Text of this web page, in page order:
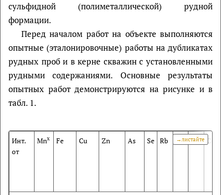
сульфидной (полиметаллической) рудной
формации.
Перед началом работ на объекте выполняются
опытные (эталонировочные) работы на дубликатах
рудных проб и в керне скважин с установленными
рудными содержаниями. Основные результаты
опытных работ демонстрируются на рисунке и в
табл. 1.
Инт.
от
Mnх Fe Cu Zn As Se Rb Mo Ag Cd